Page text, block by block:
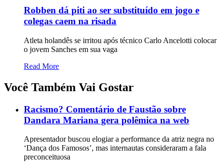
Robben dá piti ao ser substituído em jogo e
colegas caem na risada
Atleta holandês se irritou após técnico Carlo Ancelotti colocar
o jovem Sanches em sua vaga
Read More
Você Também Vai Gostar
Racismo? Comentário de Faustão sobre
Dandara Mariana gera polêmica na web
Apresentador buscou elogiar a performance da atriz negra no
‘Dança dos Famosos’, mas internautas consideraram a fala
preconceituosa